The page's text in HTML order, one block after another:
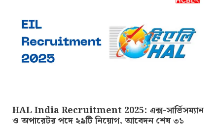
HAL India Recruitment 2025: এক্স-সার্ভিসম্যান
ও অপারেটর পদে ২৯টি নিয়োগ, আবেদন শেষ ৩১